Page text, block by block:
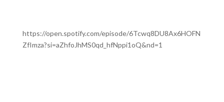
https://open.spotify.com/episode/6Tcwq8DU8Ax6HOFN
ZfImza?si=aZhfoJhMS0qd_hfNppi1oQ&nd=1